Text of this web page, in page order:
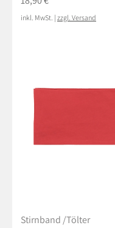
inkl. MwSt. | zzgl. Versand
Stirnband /Tölter